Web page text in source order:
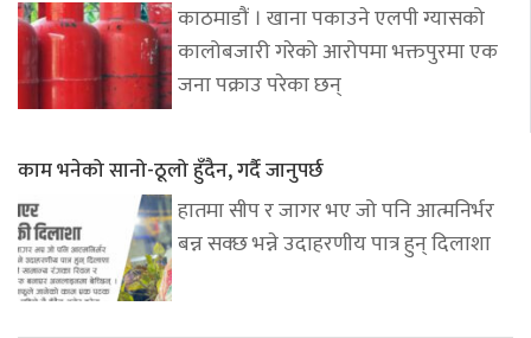
काठमाडौं । खाना पकाउने एलपी ग्यासको
कालोबजारी गरेको आरोपमा भक्तपुरमा एक
जना पक्राउ परेका छन्
काम भनेको सानो-ठूलो हुँदैन, गर्दै जानुपर्छ
हातमा सीप र जागर भए जो पनि आत्मनिर्भर
बन्न सक्छ भन्ने उदाहरणीय पात्र हुन् दिलाशा